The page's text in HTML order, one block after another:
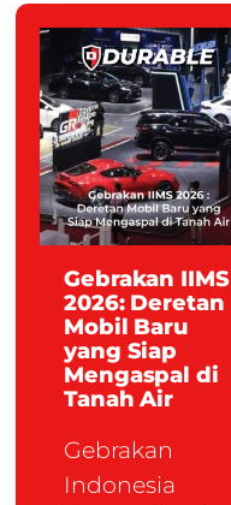
Gebrakan IIMS
2026: Deretan
Mobil Baru
yang Siap
Mengaspal di
Tanah Air
Gebrakan
Indonesia